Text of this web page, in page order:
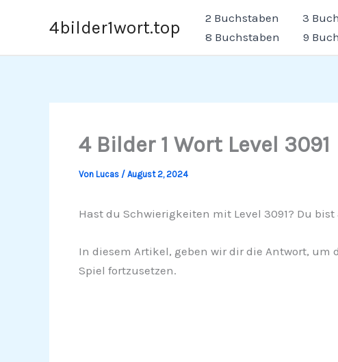
4bilder1wort.top 2 Buchstaben 3
8 Buchstaben
9
4 Bilder 1 Wort Level 3091
Von Lucas / August 2, 2024
Hast du Schwierigkeiten mit Level 3091? Du
In diesem Artikel, geben wir dir die Antwort, um
Spiel fortzusetzen.